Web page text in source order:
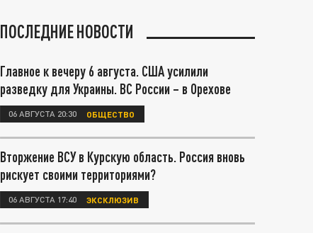
ПОСЛЕДНИЕ НОВОСТИ
Главное к вечеру 6 августа. США усилили
разведку для Украины. ВС России – в Орехове
06 АВГУСТА 20:30 ОБЩЕСТВО
Вторжение ВСУ в Курскую область. Россия вновь
рискует своими территориями?
06 АВГУСТА 17:40 ЭКСКЛЮЗИВ